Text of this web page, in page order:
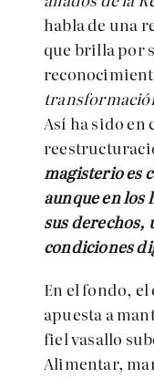
habla de una
que brilla por
Así ha sido en
magisterio es
aunque en los
sus derechos,
condiciones
En el fondo,
apuesta a
fiel vasallo
Alimentar,